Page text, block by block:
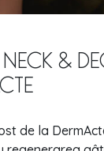
&
de la